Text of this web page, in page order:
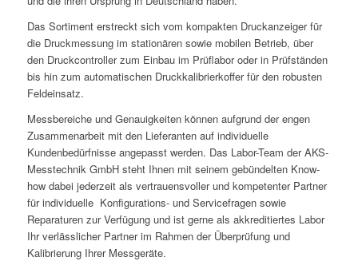
Das Sortiment erstreckt sich vom kompakten Druckanzeiger für
die Druckmessung im stationären sowie mobilen Betrieb, über
den Druckcontroller zum Einbau im Prüflabor oder in Prüfständen
bis hin zum automatischen Druckkalibrierkoffer für den robusten
Feldeinsatz.
Messbereiche und Genauigkeiten können aufgrund der engen
Zusammenarbeit mit den Lieferanten auf individuelle
Kundenbedürfnisse angepasst werden. Das Labor-Team der AKS-
Messtechnik GmbH steht Ihnen mit seinem gebündelten Know-
how dabei jederzeit als vertrauensvoller und kompetenter Partner
für individuelle Konfigurations- und Servicefragen sowie
Reparaturen zur Verfügung und ist gerne als akkreditiertes Labor
Ihr verlässlicher Partner im Rahmen der Überprüfung und
Kalibrierung Ihrer Messgeräte.